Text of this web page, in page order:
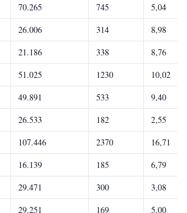
70.265 745
5,04
26.006 314
8,98
21.186 338
8,76
51.025 1230
10,02
49.891 533
9,40
26.533 182
2,55
107.446 2370
16,71
16.139 185
6,79
29.471 300
3,08
29.251 169 5,00